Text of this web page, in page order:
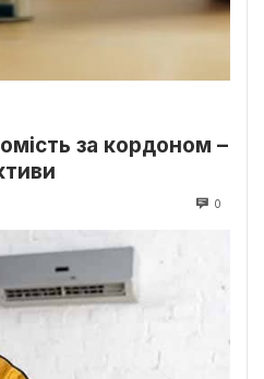
за кордоном –
0